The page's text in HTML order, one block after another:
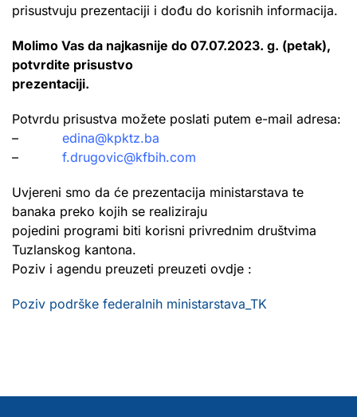
prisustvuju prezentaciji i dođu do korisnih informacija.
Molimo Vas da najkasnije do 07.07.2023. g. (petak),
potvrdite prisustvo
prezentaciji.
Potvrdu prisustva možete poslati putem e-mail adresa:
– edina@kpktz.ba
– f.drugovic@kfbih.com
Uvjereni smo da će prezentacija ministarstava te
banaka preko kojih se realiziraju
pojedini programi biti korisni privrednim društvima
Tuzlanskog kantona.
Poziv i agendu preuzeti preuzeti ovdje :
Poziv podrške federalnih ministarstava_TK